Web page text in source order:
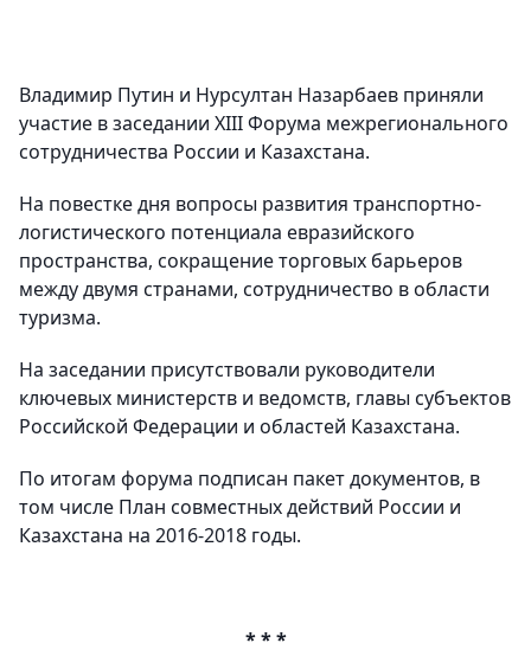
Владимир Путин и Нурсултан Назарбаев приняли
участие в заседании XIII Форума межрегионального
сотрудничества России и Казахстана.
На повестке дня вопросы развития транспортно-
логистического потенциала евразийского
пространства, сокращение торговых барьеров
между двумя странами, сотрудничество в области
туризма.
На заседании присутствовали руководители
ключевых министерств и ведомств, главы субъектов
Российской Федерации и областей Казахстана.
По итогам форума подписан пакет документов, в
том числе План совместных действий России и
Казахстана на 2016-2018 годы.
* * *